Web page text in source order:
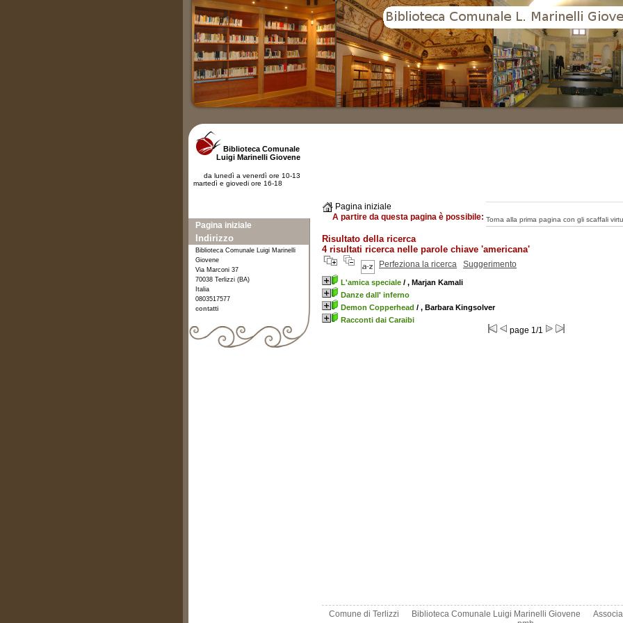
Pagina iniziale
A partire da questa pagina è possibile: Torna alla prima pagina con gli scaffali
Risultato della ricerca
4 risultati ricerca nelle parole chiave 'americana'
Perfeziona la ricerca Suggerimento
L'amica speciale / , Marjan Kamali
Danze dall' inferno
Demon Copperhead / , Barbara Kingsolver
Racconti dai Caraibi
page 1/1
Comune di Terlizzi Biblioteca Comunale Luigi Marinelli Giovene
Biblioteca Comunale
Luigi Marinelli Giovene
da lunedì a venerdì ore 10-13
martedì e giovedi ore 16-18
Pagina iniziale
Indirizzo
Biblioteca Comunale Luigi Marinelli
Giovene
Via Marconi 37
70038 Terlizzi (BA)
Italia
0803517577
contatti